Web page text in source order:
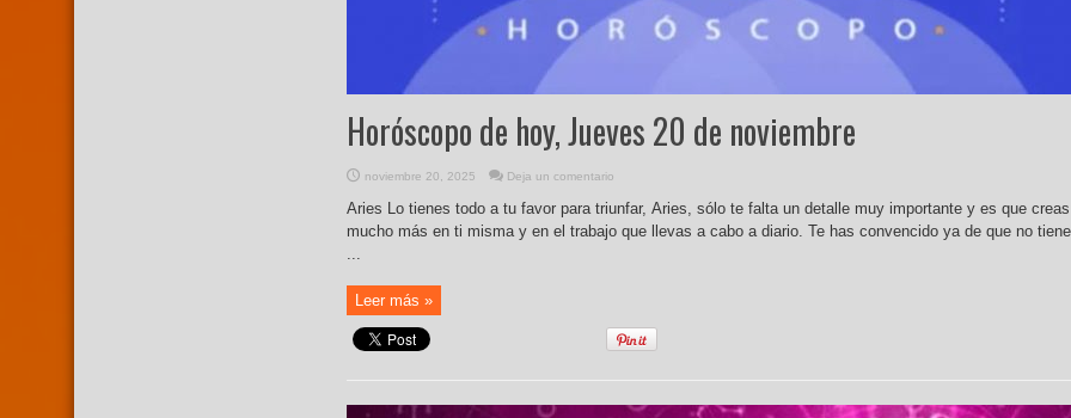
Horóscopo de hoy, Jueves 20 de noviembre
noviembre 20, 2025 Deja un comentario
Aries Lo tienes todo a tu favor para triunfar, Aries, sólo te falta un detalle muy importante y es que creas
mucho más en ti misma y en el trabajo que llevas a cabo a diario. Te has convencido ya de que no
...
Leer más »